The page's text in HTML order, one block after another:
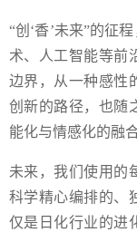
“创‘香’未来”的征
术、人工智能等前
边界，从一种感性
创新的路径，也随
能化与情感化的融合
未来，我们使用的
科学精心编排的、
仅是日化行业的进